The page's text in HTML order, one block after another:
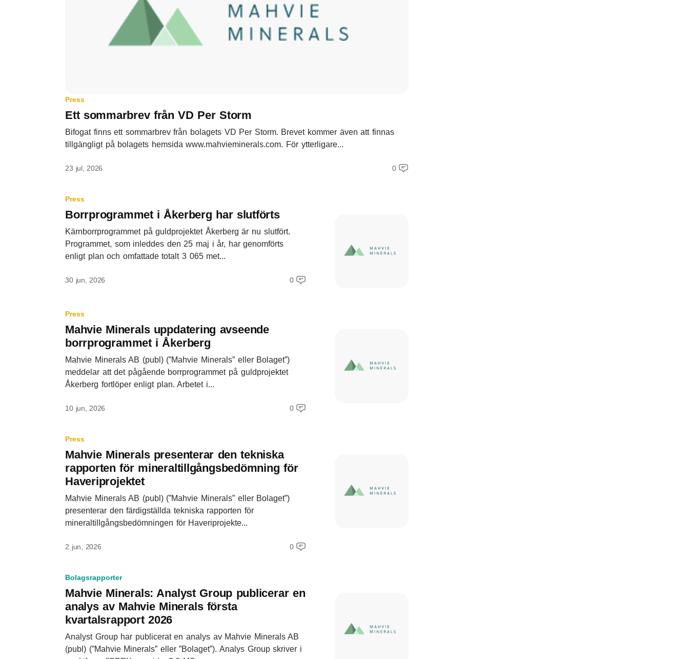
Press
Ett sommarbrev från VD Per Storm
Bifogat finns ett sommarbrev från bolagets VD Per Storm. Brevet kommer även att finnas
tillgängligt på bolagets hemsida www.mahvieminerals.com. För ytterligare...
23 jul, 2026 0
Press
Borrprogrammet i Åkerberg har slutförts
Kärnborrprogrammet på guldprojektet Åkerberg är nu slutfört.
Programmet, som inleddes den 25 maj i år, har genomförts
enligt plan och omfattade totalt 3 065 met...
30 jun, 2026 0
Press
Mahvie Minerals uppdatering avseende
borrprogrammet i Åkerberg
Mahvie Minerals AB (publ) (”Mahvie Minerals” eller Bolaget”)
meddelar att det pågående borrprogrammet på guldprojektet
Åkerberg fortlöper enligt plan. Arbetet i...
10 jun, 2026 0
Press
Mahvie Minerals presenterar den tekniska
rapporten för mineraltillgångsbedömning för
Haveriprojektet
Mahvie Minerals AB (publ) (”Mahvie Minerals” eller Bolaget”)
presenterar den färdigställda tekniska rapporten för
mineraltillgångsbedömningen för Haveriprojekte...
2 jun, 2026 0
Bolagsrapporter
Mahvie Minerals: Analyst Group publicerar en
analys av Mahvie Minerals första
kvartalsrapport 2026
Analyst Group har publicerat en analys av Mahvie Minerals AB
(publ) (”Mahvie Minerals” eller ”Bolaget”). Analys Group skriver i